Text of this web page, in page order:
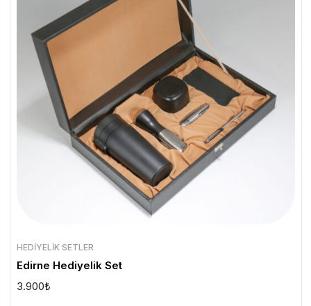
HEDIYELIK SETLER
Edirne Hediyelik Set
3.900₺